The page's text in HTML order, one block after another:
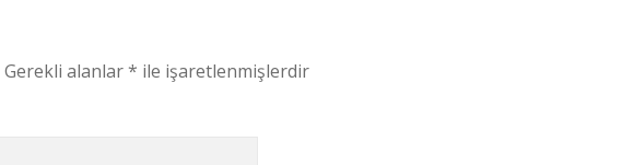
Gerekli alanlar* ile işaretlenmişlerdir